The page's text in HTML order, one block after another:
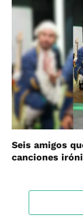
Seis amigos
canciones